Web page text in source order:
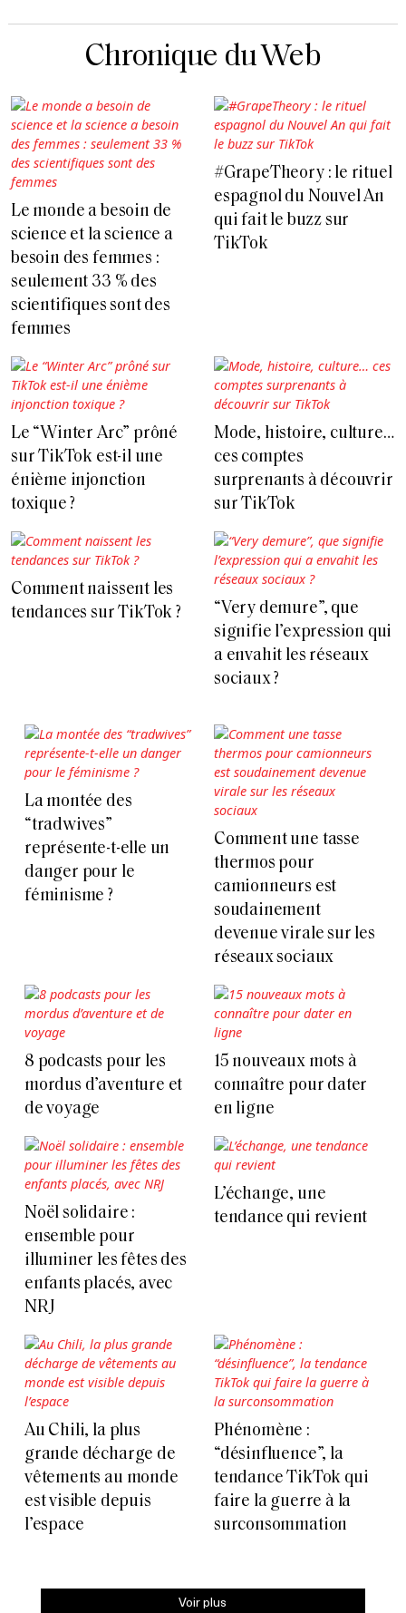
Chronique du Web
Le monde a besoin de
science et la science a
besoin des femmes :
seulement 33 % des
scientifiques sont des
femmes
#GrapeTheory : le rituel
espagnol du Nouvel An
qui fait le buzz sur
TikTok
Le “Winter Arc” prôné
sur TikTok est-il une
énième injonction
toxique ?
Mode, histoire, culture…
ces comptes
surprenants à découvrir
sur TikTok
Comment naissent les
tendances sur TikTok ?
“Very demure”, que
signifie l’expression qui
a envahit les réseaux
sociaux ?
La montée des
“tradwives”
représente-t-elle un
danger pour le
féminisme ?
Comment une tasse
thermos pour
camionneurs est
soudainement
devenue virale sur les
réseaux sociaux
8 podcasts pour les
mordus d’aventure et
de voyage
15 nouveaux mots à
connaître pour dater
en ligne
Noël solidaire :
ensemble pour
illuminer les fêtes des
enfants placés, avec
NRJ
L’échange, une
tendance qui revient
Au Chili, la plus
grande décharge de
vêtements au monde
est visible depuis
l’espace
Phénomène :
“désinfluence”, la
tendance TikTok qui
faire la guerre à la
surconsommation
Voir plus